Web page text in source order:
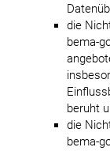
die
bema-
beruht
die
bema-